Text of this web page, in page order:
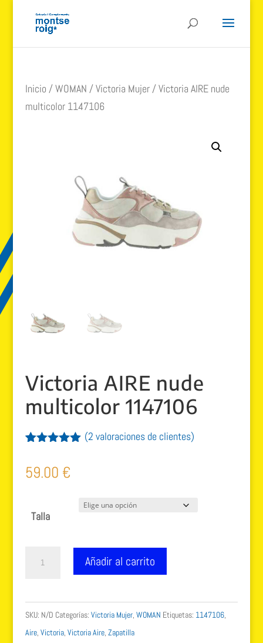
Inicio /WOMAN /Victoria Mujer/ Victoria AIRE nude
multicolor 1147106
Victoria AIRE nude
multicolor 1147106
5 en base
clientes
(2 valoraciones de clientes)
59.00 €
Talla
Añadir al carrito
SKU: N/D Categorías: Victoria Mujer, WOMAN Etiquetas: 1147106,
Aire, Victoria, Victoria Aire, Zapatilla